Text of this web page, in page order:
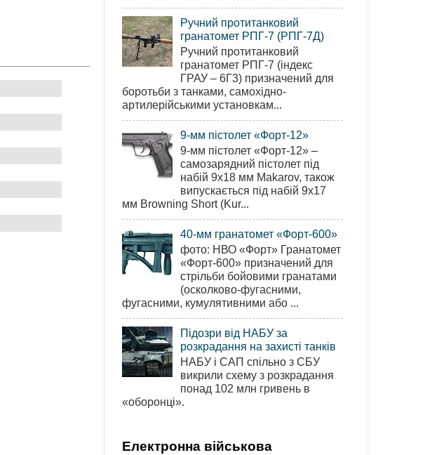
Ручний протитанковий
гранатомет РПГ-7 (РПГ-7Д)
Ручний протитанковий
гранатомет РПГ-7 (індекс
ГРАУ – 6Г3) призначений для
боротьби з танками, самохідно-
артилерійськими установкам...
9-мм пістолет «Форт-12»
9-мм пістолет «Форт-12» –
самозарядний пістолет під
набій 9х18 мм Makarov, також
випускається під набій 9х17
мм Browning Short (Kur...
40-мм гранатомет «Форт-600»
фото: НВО «Форт» Гранатомет
«Форт-600» призначений для
стрільби бойовими гранатами
(осколково-фугасними,
фугасними, кумулятивними або ...
Підозри від НАБУ за
розкрадання на захисті танків
НАБУ і САП спільно з СБУ
викрили схему з розкрадання
понад 102 млн гривень в
«оборонці».
Електронна військова